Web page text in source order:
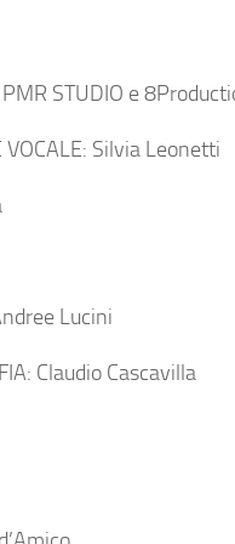
STUDIO e
VOCALE: Silvia Leonetti
Lucini
Claudio Cascavilla